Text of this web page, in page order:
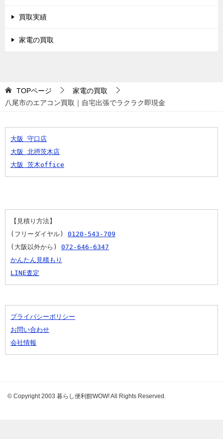
買取実績
家電の買取
TOPページ
家電の買取
八尾市のエアコン買取｜自宅出張でラクラク即現金
大阪 守口店
大阪 北摂茨木店
大阪 茨木office
【見積り方法】
(フリーダイヤル) 0120-543-709
(大阪以外から) 072-646-6347
かんたん見積もり
LINE査定
プライバシーポリシー
お問い合わせ
会社情報
© Copyright 2003 暮らし便利館WOW! All Rights Reserved.